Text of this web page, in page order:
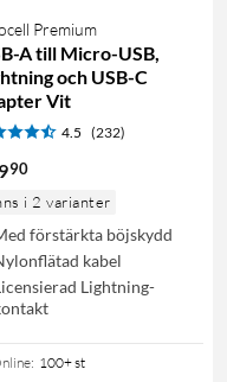
Premium
A till Micro-USB,
och USB-C
Vit
4.5 (232)
90
i 2 varianter
förstärkta böjskydd
kabel
Lightning-
: 100+ st